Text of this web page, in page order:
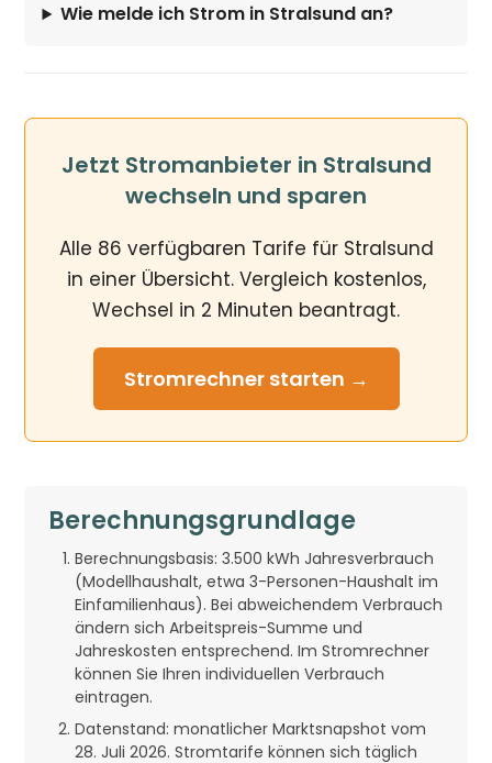
Wie melde ich Strom in Stralsund an?
Jetzt Stromanbieter in Stralsund
wechseln und sparen
Alle 86 verfügbaren Tarife für Stralsund
in einer Übersicht. Vergleich kostenlos,
Wechsel in 2 Minuten beantragt.
Stromrechnerstarten →
Berechnungsgrundlage
Berechnungsbasis: 3.500 kWh Jahresverbrauch
(Modellhaushalt, etwa 3-Personen-Haushalt im
Einfamilienhaus). Bei abweichendem Verbrauch
ändern sich Arbeitspreis-Summe und
Jahreskosten entsprechend. Im Stromrechner
können Sie Ihren individuellen Verbrauch
eintragen.
Datenstand: monatlicher Marktsnapshot vom
28. Juli 2026. Stromtarife können sich täglich